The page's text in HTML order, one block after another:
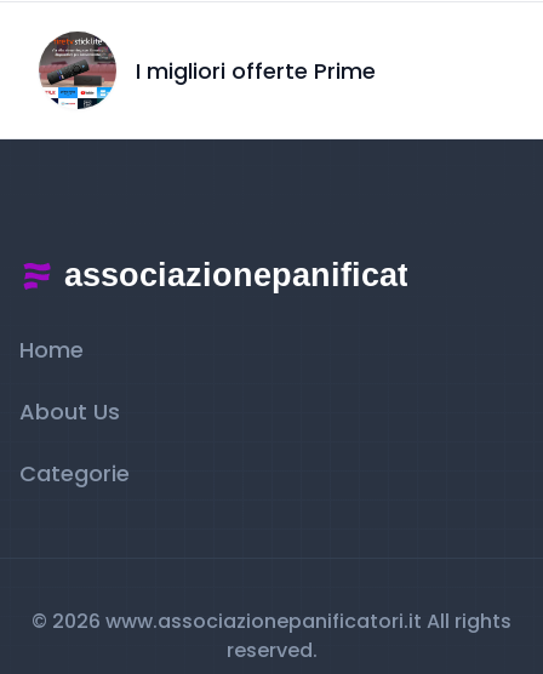
I migliori offerte Prime
Home
About Us
Categorie
© 2026 www.associazionepanificatori.it All rights
reserved.